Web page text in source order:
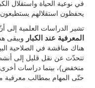
في نوعية الحياة واستقلال
يحفظون استقلالهم
تشير الدراسات العلمية إلى
المعرفية عند الكبار ويبقى
هناك مناقشة في الصلاحية
تتحدّث عن نقل قليل إلى
منخفض)، بينما دراسات
حتّى المهام بمطالب معرفية